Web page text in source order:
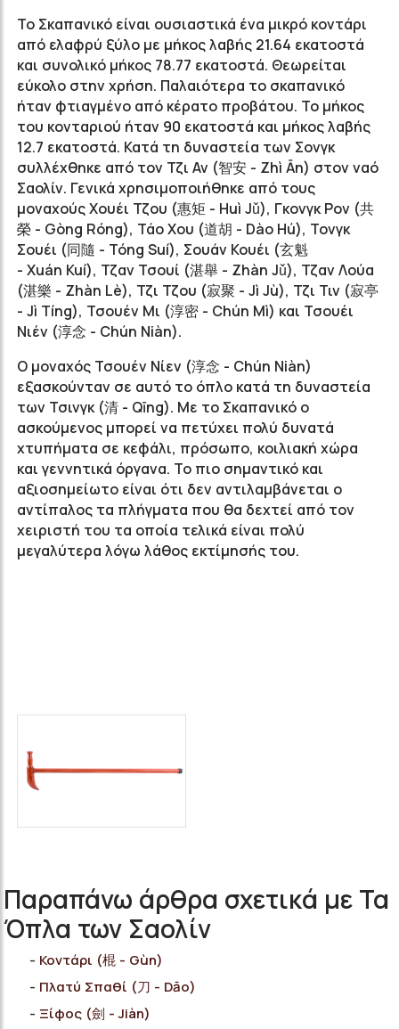
Το Σκαπανικό είναι ουσιαστικά ένα μικρό κοντάρι
από ελαφρύ ξύλο με μήκος λαβής 21.64 εκατοστά
και συνολικό μήκος 78.77 εκατοστά. Θεωρείται
εύκολο στην χρήση. Παλαιότερα το σκαπανικό
ήταν φτιαγμένο από κέρατο προβάτου. Το μήκος
του κονταριού ήταν 90 εκατοστά και μήκος λαβής
12.7 εκατοστά. Κατά τη δυναστεία των Σονγκ
συλλέχθηκε από τον Τζι Αν (智安 - Zhì Ān) στον ναό
Σαολίν. Γενικά χρησιμοποιήθηκε από τους
μοναχούς Χουέι Τζου (惠矩 - Huì Jǔ), Γκονγκ Ρον (共
榮 - Gòng Róng), Τάο Χου (道胡 - Dào Hú), Τονγκ
Σουέι (同隨 - Tóng Suí), Σουάν Κουέι (玄魁
- Xuán Kuí), Τζαν Τσουί (湛舉 - Zhàn Jǔ), Τζαν Λούα
(湛樂 - Zhàn Lè), Τζι Τζου (寂聚 - Jì Jù), Τζι Τιν (寂亭
- Jì Tíng), Τσουέν Μι (淳密 - Chún Mì) και Τσουέι
Νιέν (淳念 - Chún Niàn).
Ο μοναχός Τσουέν Νίεν (淳念 - Chún Niàn)
εξασκούνταν σε αυτό το όπλο κατά τη δυναστεία
των Τσινγκ (清 - Qīng). Με το Σκαπανικό ο
ασκούμενος μπορεί να πετύχει πολύ δυνατά
χτυπήματα σε κεφάλι, πρόσωπο, κοιλιακή χώρα
και γεννητικά όργανα. Το πιο σημαντικό και
αξιοσημείωτο είναι ότι δεν αντιλαμβάνεται ο
αντίπαλος τα πλήγματα που θα δεχτεί από τον
χειριστή του τα οποία τελικά είναι πολύ
μεγαλύτερα λόγω λάθος εκτίμησής του.
Παραπάνω άρθρα σχετικά με Τα
Όπλα των Σαολίν
Κοντάρι (棍 - Gùn)
Πλατύ Σπαθί (刀 - Dāo)
Ξίφος (劍 - Jiàn)